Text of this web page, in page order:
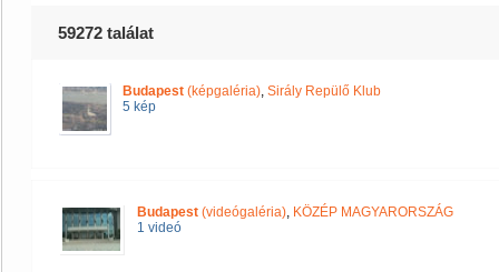
59272 találat
Budapest (képgaléria), Sirály Repülő Klub
5 kép
Budapest (videógaléria), KÖZÉP MAGYARORSZÁG
1 videó